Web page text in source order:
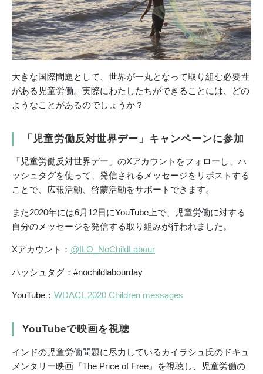
大きな国際問題として、世界が一丸となって取り組む必要性
がある児童労働。実際にわたしたちができることには、どの
ようなことがあるのでしょうか？
「児童労働反対世界デー」キャンペーンに参加
「児童労働反対世界デー」のXアカウントをフォローし、ハ
ッシュタグを使って、発信されるメッセージをリポストする
ことで、広報活動、啓蒙活動をサポートできます。
また2020年には6月12日にYouTube上で、児童労働に対する
自分のメッセージを発信する取り組みが行われました。
Xアカウント： @ILO_NoChildLabour
ハッシュタグ：#nochildlabourday
YouTube： WDACL 2020 Children messages
YouTubeで映画を視聴
インドの児童労働問題に尽力しているカイラシュ氏のドキュ
メンタリー映画『The Price of Free』を視聴し、児童労働の